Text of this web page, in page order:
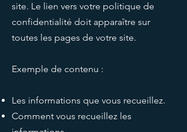
site. Le lien vers votre politique de
confidentialité doit apparaître sur
toutes les pages de votre site.
Exemple de contenu :
Les informations que vous recueillez.
Comment vous recueillez les